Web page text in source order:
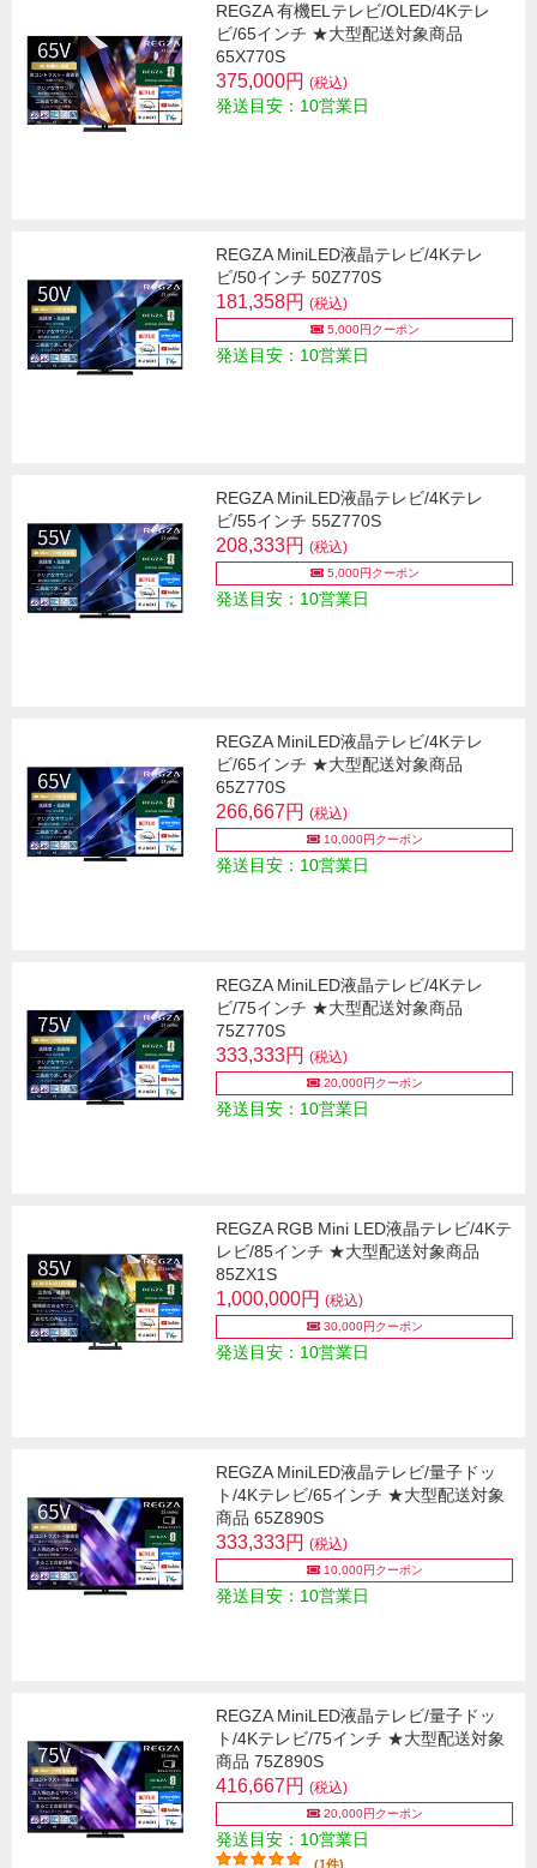
REGZA 有機ELテレビ/OLED/4Kテレ
ビ/65インチ ★大型配送対象商品
65X770S
375,000円 (税込)
発送目安：10営業日
REGZA MiniLED液晶テレビ/4Kテレ
ビ/50インチ 50Z770S
181,358円 (税込)
5,000円クーポン
発送目安：10営業日
REGZA MiniLED液晶テレビ/4Kテレ
ビ/55インチ 55Z770S
208,333円 (税込)
5,000円クーポン
発送目安：10営業日
REGZA MiniLED液晶テレビ/4Kテレ
ビ/65インチ ★大型配送対象商品
65Z770S
266,667円 (税込)
10,000円クーポン
発送目安：10営業日
REGZA MiniLED液晶テレビ/4Kテレ
ビ/75インチ ★大型配送対象商品
75Z770S
333,333円 (税込)
20,000円クーポン
発送目安：10営業日
REGZA RGB Mini LED液晶テレビ/4Kテ
レビ/85インチ ★大型配送対象商品
85ZX1S
1,000,000円 (税込)
30,000円クーポン
発送目安：10営業日
REGZA MiniLED液晶テレビ/量子ドッ
ト/4Kテレビ/65インチ ★大型配送対象
商品 65Z890S
333,333円 (税込)
10,000円クーポン
発送目安：10営業日
REGZA MiniLED液晶テレビ/量子ドッ
ト/4Kテレビ/75インチ ★大型配送対象
商品 75Z890S
416,667円 (税込)
20,000円クーポン
発送目安：10営業日
(1件)